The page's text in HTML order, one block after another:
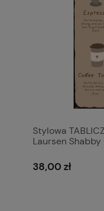
Stylowa
Laursen
38,00 zł